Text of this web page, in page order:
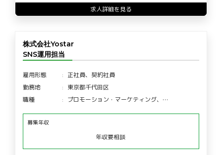
求人詳細を見る
株式会社Yostar
SNS運用担当
雇用形態
正社員、契約社員
勤務地
東京都千代田区
職種
プロモーション・マーケティング、…
募集年収
年収要相談